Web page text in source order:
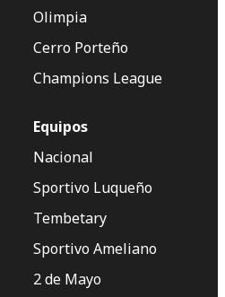
Olimpia
Cerro Porteño
Champions League
Equipos
Nacional
Sportivo Luqueño
Tembetary
Sportivo Ameliano
2 de Mayo